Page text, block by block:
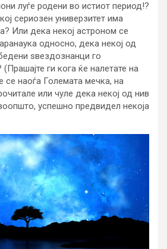
луѓе родени во истиот период!?
сериозен универзитет има
Или дека некој астроном се
односно, дека некој од
ѕвездознанци го
ги кога ќе налетате на
се наоѓа Големата мечка, на
или чуле дека некој од нив
успешно предвидел некоја